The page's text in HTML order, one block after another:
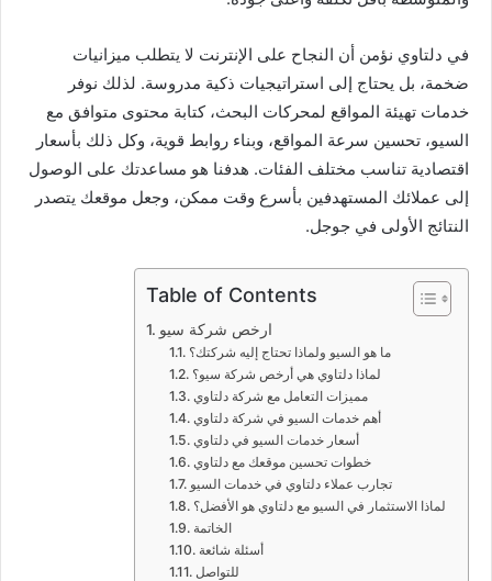
في دلتاوي نؤمن أن النجاح على الإنترنت لا يتطلب ميزانيات
ضخمة، بل يحتاج إلى استراتيجيات ذكية مدروسة. لذلك نوفر
خدمات تهيئة المواقع لمحركات البحث، كتابة محتوى متوافق مع
السيو، تحسين سرعة المواقع، وبناء روابط قوية، وكل ذلك بأسعار
اقتصادية تناسب مختلف الفئات. هدفنا هو مساعدتك على الوصول
إلى عملائك المستهدفين بأسرع وقت ممكن، وجعل موقعك يتصدر
النتائج الأولى في جوجل.
Table of Contents
ارخص شركة سيو
ما هو السيو ولماذا تحتاج إليه شركتك؟
لماذا دلتاوي هي أرخص شركة سيو؟
مميزات التعامل مع شركة دلتاوي
أهم خدمات السيو في شركة دلتاوي
أسعار خدمات السيو في دلتاوي
خطوات تحسين موقعك مع دلتاوي
تجارب عملاء دلتاوي في خدمات السيو
لماذا الاستثمار في السيو مع دلتاوي هو الأفضل؟
الخاتمة
أسئلة شائعة